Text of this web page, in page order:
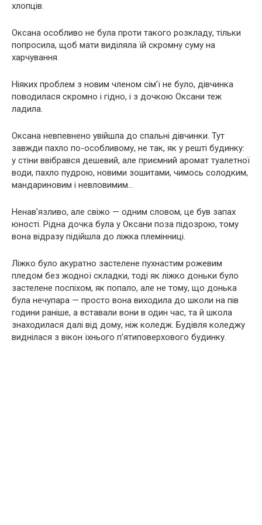
хлопців.
Оксана особливо не була проти такого розкладу, тільки
попросила, щоб мати виділяла їй скромну суму на
харчування.
Ніяких проблем з новим членом сім’ї не було, дівчинка
поводилася скромно і гідно, і з дочкою Оксани теж
ладила.
Оксана невпевнено увійшла до спальні дівчинки. Тут
завжди пахло по-особливому, не так, як у решті будинку:
у стіни ввібрався дешевий, але приємний аромат туалетної
води, пахло пудрою, новими зошитами, чимось солодким,
мандариновим і невловимим…
Ненав’язливо, але свіжо — одним словом, це був запах
юності. Рідна дочка була у Оксани поза підозрою, тому
вона відразу підійшла до ліжка племінниці.
Ліжко було акуратно застелене пухнастим рожевим
пледом без жодної складки, тоді як ліжко доньки було
застелене поспіхом, як попало, але не тому, що донька
була нечупара — просто вона виходила до школи на пів
години раніше, а вставали вони в один час, та й школа
знаходилася далі від дому, ніж коледж. Будівля коледжу
виднілася з вікон їхнього п’ятиповерхового будинку.